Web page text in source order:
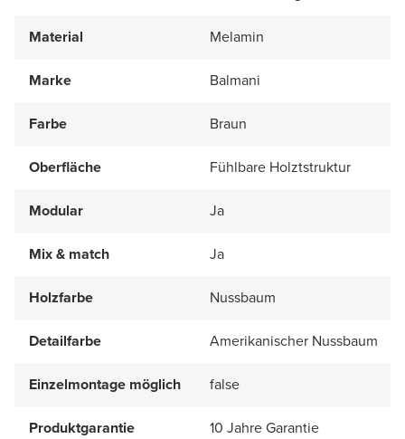
Material Melamin
Marke Balmani
Farbe Braun
Oberfläche Fühlbare Holztstruktur
Modular Ja
Mix & match Ja
Holzfarbe Nussbaum
Detailfarbe Amerikanischer Nussbaum
Einzelmontage möglich false
Produktgarantie 10 Jahre Garantie